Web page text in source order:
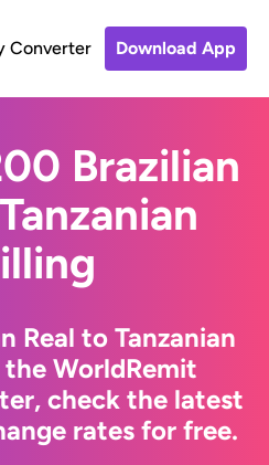
Converter Download App
Brazilian
Real to Tanzanian
WorldRemit
check the latest
rates for free.